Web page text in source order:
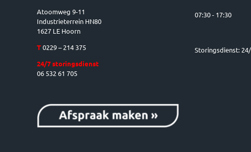
Atoomweg 9-11
Industrieterrein HN80
1627 LE Hoorn
T0229 – 214 375
24/7 storingsdienst
06 532 61 705
07:30 - 17:30
Storingsdienst: